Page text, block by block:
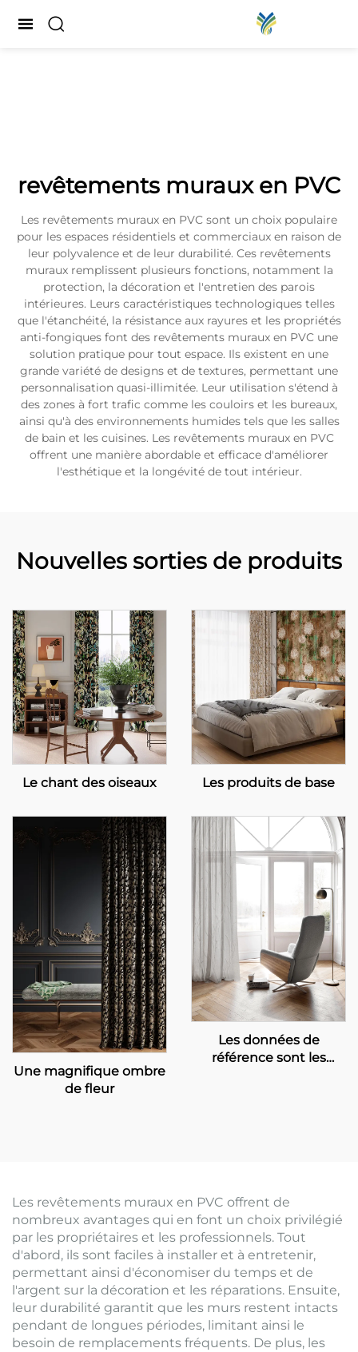
revêtements muraux en PVC
Les revêtements muraux en PVC sont un choix populaire
pour les espaces résidentiels et commerciaux en raison de
leur polyvalence et de leur durabilité. Ces revêtements
muraux remplissent plusieurs fonctions, notamment la
protection, la décoration et l'entretien des parois
intérieures. Leurs caractéristiques technologiques telles
que l'étanchéité, la résistance aux rayures et les propriétés
anti-fongiques font des revêtements muraux en PVC une
solution pratique pour tout espace. Ils existent en une
grande variété de designs et de textures, permettant une
personnalisation quasi-illimitée. Leur utilisation s'étend à
des zones à fort trafic comme les couloirs et les bureaux,
ainsi qu'à des environnements humides tels que les salles
de bain et les cuisines. Les revêtements muraux en PVC
offrent une manière abordable et efficace d'améliorer
l'esthétique et la longévité de tout intérieur.
Nouvelles sorties de produits
Le chant des oiseaux Les produits de base
Une magnifique ombre
de fleur
Les données de
référence sont les
Les revêtements muraux en PVC offrent de
nombreux avantages qui en font un choix privilégié
par les propriétaires et les professionnels. Tout
d'abord, ils sont faciles à installer et à entretenir,
permettant ainsi d'économiser du temps et de
l'argent sur la décoration et les réparations. Ensuite,
leur durabilité garantit que les murs restent intacts
pendant de longues périodes, limitant ainsi le
besoin de remplacements fréquents. De plus, les